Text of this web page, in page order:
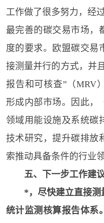
工作做了很多努力，经
最完善的碳交易市场，
度的要求。欧盟碳交易
接测量并行的方式，并
报告和可核查”（MRV
形成内部市场。因此，
领域用能设施及系统碳
技术研究，提升碳排放
索推动具备条件的行业
五、下一步工作建
*，尽快建立直接测
统计监测核算报告体系。